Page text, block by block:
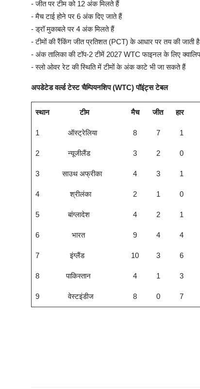
- जीत पर टीम को 12 अंक मिलते हैं
- मैच टाई होने पर 6 अंक दिए जाते हैं
- ड्रॉ मुकाबले पर 4 अंक मिलते हैं
- टीमों की रैंकिंग जीत प्रतिशत (PCT) के आधार पर तय की जाती है
- अंक तालिका की टॉप-2 टीमें 2027 WTC फाइनल के लिए
- स्लो ओवर रेट की स्थिति में टीमों के अंक काटे भी जा सकते हैं
अपडेटेड वर्ल्ड टेस्ट चैम्पियनशिप (WTC) पॉइंट्स टेबल
स्थान टीम मैच जीत हार
1 ऑस्ट्रेलिया 8 7 1
2 न्यूजीलैंड 3 2 0
3 साउथ अफ्रीका 4 3 1
4 श्रीलंका 2 1 0
5 बांग्लादेश 4 2 1
6 भारत 9 4 4
7 इंग्लैंड 10 3 6
8 पाकिस्तान 4 1 3
9 वेस्टइंडीज 8 0 7